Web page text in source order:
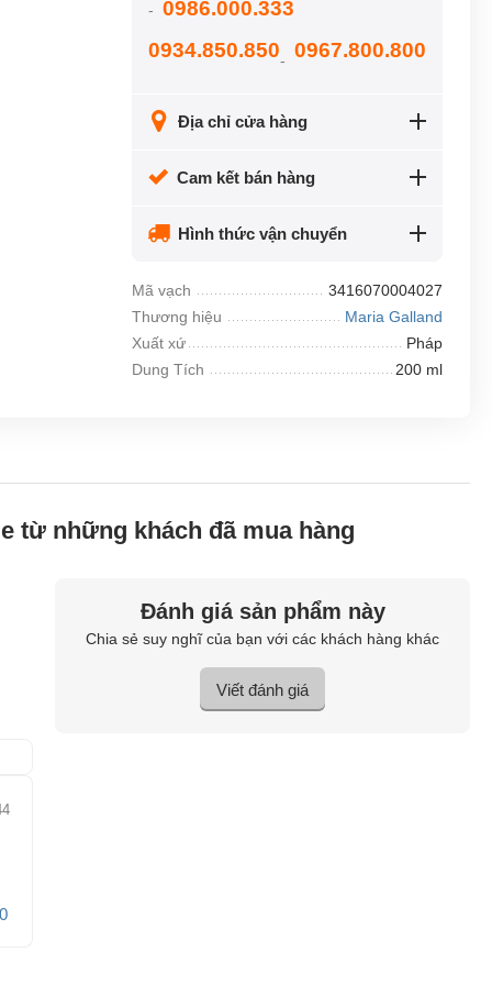
- 0986.000.333
0934.850.850- 0967.800.800
Địa chỉ cửa hàng
Cam kết bán hàng
Hình thức vận chuyển
Mã vạch
3416070004027
Thương hiệu
Maria Galland
Xuất xứ
Pháp
Dung Tích
200 ml
từ những khách đã mua hàng
Đánh giá sản phẩm này
Chia sẻ suy nghĩ của bạn với các khách hàng khác
Viết đánh giá